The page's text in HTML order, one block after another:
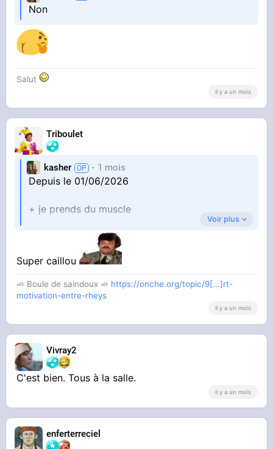
Non
Salut
il y a un mois
Triboulet
kasher 1 mois
Depuis le 01/06/2026
+ je prends du muscle
Voir plus
Super caillou
🧈 Boule de saindoux 🧈 https://onche.org/topic/9[...]rt-
motivation-entre-rheys
il y a un mois
Vivray2
C'est bien. Tous à la salle.
il y a un mois
enferterreciel